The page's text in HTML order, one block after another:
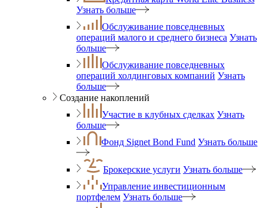
Узнать больше
Обслуживание повседневных
операций малого и среднего бизнеса Узнать
больше
Обслуживание повседневных
операций холдинговых компаний Узнать
больше
Создание накоплений
Участие в клубных сделках Узнать
больше
Фонд Signet Bond Fund Узнать больше
Брокерские услуги Узнать больше
Управление инвестиционным
портфелем Узнать больше